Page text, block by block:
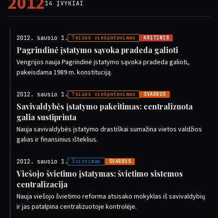
14 ĮVYKIAI
2012. sausio 1. Teisės viešpatavimas KRITINIS
Pagrindinė įstatymo sąvoka pradeda galioti
Vengrijos nauja Pagrindinė įstatymo sąvoka pradeda galioti,
pakeisdama 1989 m. konstituciją.
2012. sausio 1. Teisės viešpatavimas SVARBUS
Savivaldybės įstatymo pakeitimas: centralizuota
galia sustiprinta
Nauja savivaldybės įstatymo drastiškai sumažina vietos valdžios
galias ir finansinius išteklius.
2012. sausio 1. Švietimas SVARBUS
Viešojo švietimo įstatymas: švietimo sistemos
centralizacija
Nauja viešojo švietimo reforma atsisako mokyklas iš savivaldybių
ir jas patalpina centralizuotoje kontrolėje.